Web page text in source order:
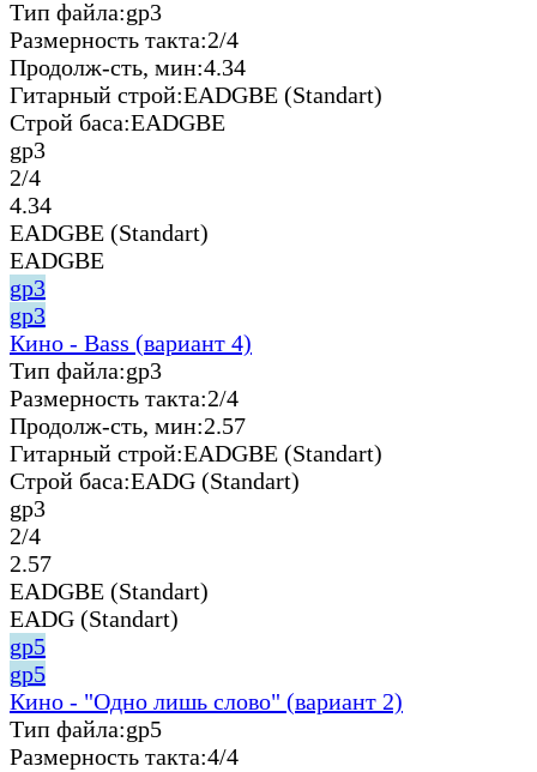
Тип файла:gp3
Размерность такта:2/4
Продолж-сть, мин:4.34
Гитарный строй:EADGBE (Standart)
Строй баса:EADGBE
gp3
2/4
4.34
EADGBE (Standart)
EADGBE
gp3
gp3
Кино - Bass (вариант 4)
Тип файла:gp3
Размерность такта:2/4
Продолж-сть, мин:2.57
Гитарный строй:EADGBE (Standart)
Строй баса:EADG (Standart)
gp3
2/4
2.57
EADGBE (Standart)
EADG (Standart)
gp5
gp5
Кино - "Одно лишь слово" (вариант 2)
Тип файла:gp5
Размерность такта:4/4